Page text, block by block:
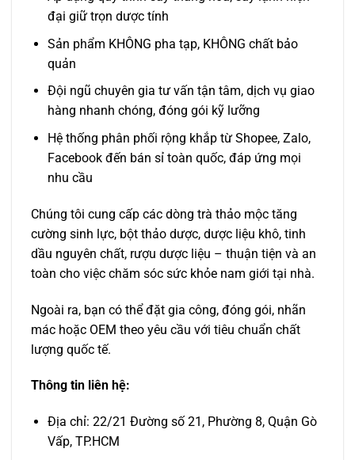
đại giữ trọn dược tính
Sản phẩm KHÔNG pha tạp, KHÔNG chất bảo
quản
Đội ngũ chuyên gia tư vấn tận tâm, dịch vụ giao
hàng nhanh chóng, đóng gói kỹ lưỡng
Hệ thống phân phối rộng khắp từ Shopee, Zalo,
Facebook đến bán sỉ toàn quốc, đáp ứng mọi
nhu cầu
Chúng tôi cung cấp các dòng trà thảo mộc tăng
cường sinh lực, bột thảo dược, dược liệu khô, tinh
dầu nguyên chất, rượu dược liệu – thuận tiện và an
toàn cho việc chăm sóc sức khỏe nam giới tại nhà.
Ngoài ra, bạn có thể đặt gia công, đóng gói, nhãn
mác hoặc OEM theo yêu cầu với tiêu chuẩn chất
lượng quốc tế.
Thông tin liên hệ:
Địa chỉ: 22/21 Đường số 21, Phường 8, Quận Gò
Vấp, TP.HCM